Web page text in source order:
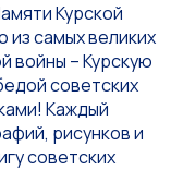
Курской
самых великих
войны – Курскую
советских
Каждый
рисунков и
советских